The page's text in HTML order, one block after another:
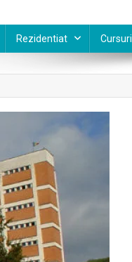
Rezidentiat Cursuri